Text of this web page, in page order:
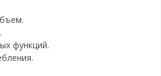
функций.